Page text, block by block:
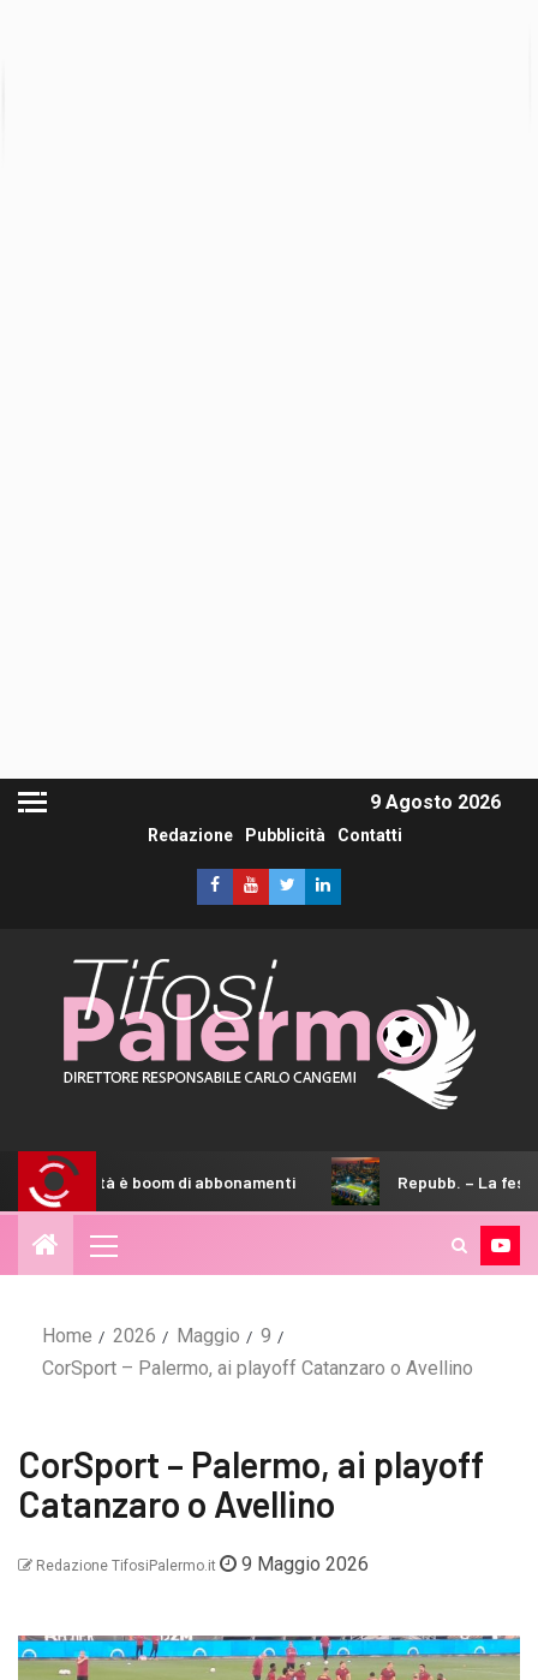
9 Agosto 2026
Redazione Pubblicità Contatti
è boom di abbonamenti Repubb. – La festa degli
Home 2026 Maggio
9
CorSport – Palermo, ai playoff Catanzaro o Avellino
CorSport – Palermo, ai playoff
Catanzaro o Avellino
Redazione TifosiPalermo.it 9 Maggio 2026